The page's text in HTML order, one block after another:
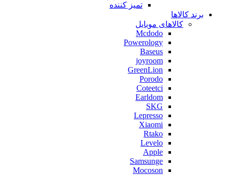
تمیز کننده
برند کالاها
کالاهای موبایل
Mcdodo
Powerology
Baseus
joyroom
GreenLion
Porodo
Coteetci
Earldom
SKG
Lepresso
Xiaomi
Rtako
Levelo
Apple
Samsunge
Mocoson